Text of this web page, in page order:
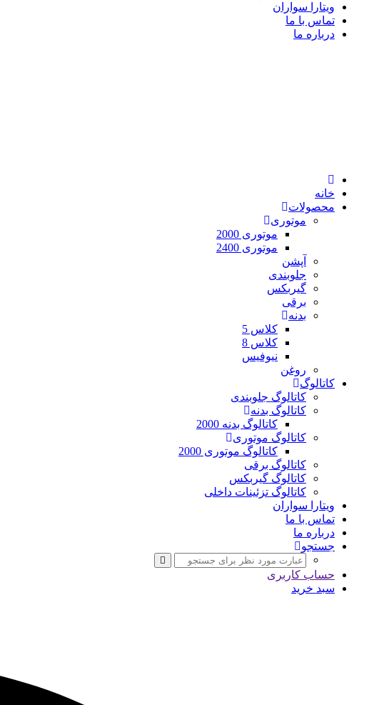
ویتارا سواران
تماس با ما
درباره ما
خانه
محصولات
موتوری
موتوری 2000
موتوری 2400
آپشن
جلوبندی
گیربکس
برقی
بدنه
کلاس 5
کلاس 8
نیوفیس
روغن
کاتالوگ
کاتالوگ جلوبندی
کاتالوگ بدنه
کاتالوگ بدنه 2000
کاتالوگ موتوری
کاتالوگ موتوری 2000
کاتالوگ برقی
کاتالوگ گیربکس
کاتالوگ تزئینات داخلی
ویتارا سواران
تماس با ما
درباره ما
جستجو
حساب کاربری
سبد خرید